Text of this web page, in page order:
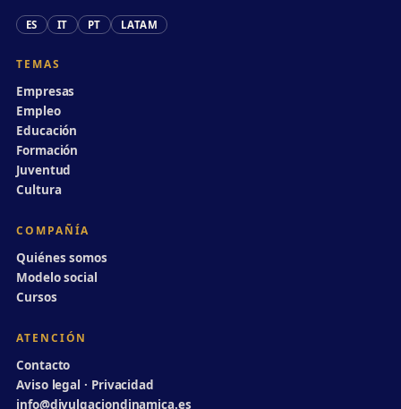
ES IT PT LATAM
TEMAS
Empresas
Empleo
Educación
Formación
Juventud
Cultura
COMPAÑÍA
Quiénes somos
Modelo social
Cursos
ATENCIÓN
Contacto
Aviso legal · Privacidad
info@divulgaciondinamica.es